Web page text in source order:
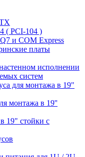
( PCI-104 )
и COM Express
платы
исполнении
систем
для монтажа в 19"
монтажа в 19''
19" стойки с